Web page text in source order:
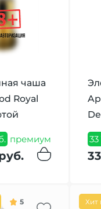
чаша
Royal
премиум
5 Хит